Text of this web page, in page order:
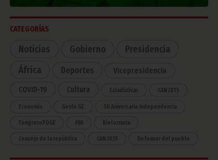
CATEGORÍAS
Noticias Gobierno
Presidencia
África
Deportes Vicepresidencia
COVID-19 Cultura Estadísticas CAN 2015
Economía Gente GE 50 Aniversario Independencia
CongresoPDGE FIJA Bielorrusia
Consejo de la república CAN 2025 Defensor del pueblo